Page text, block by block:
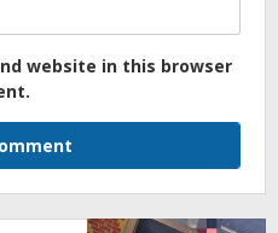
website in this browser